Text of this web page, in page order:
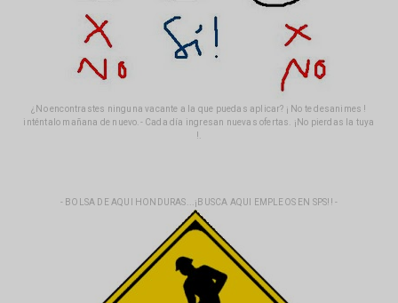
¿No encontrastes ninguna vacante a la que puedas aplicar? ¡ No te desanimes !
inténtalo mañana de nuevo.- Cada día ingresan nuevas ofertas. ¡No pierdas la tuya
!.
- BOLSA DE AQUI HONDURAS...¡BUSCA AQUI EMPLEOS EN SPS!! -